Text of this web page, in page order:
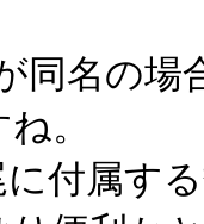
同名の
。
付属す